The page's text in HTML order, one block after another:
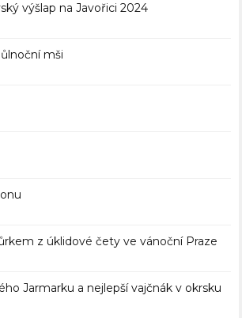
výšlap na Javořici 2024
mši
z úklidové čety ve vánoční Praze
Jarmarku a nejlepší vajčnák v okrsku